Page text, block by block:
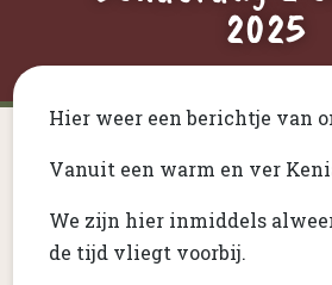
2025
Hier weer een berichtje van
Vanuit een warm en ver
We zijn hier inmiddels
de tijd vliegt voorbij.